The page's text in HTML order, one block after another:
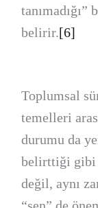
belirir.[6]
Toplumsal
temelleri
durumu da
belirttiği gibi
değil, aynı